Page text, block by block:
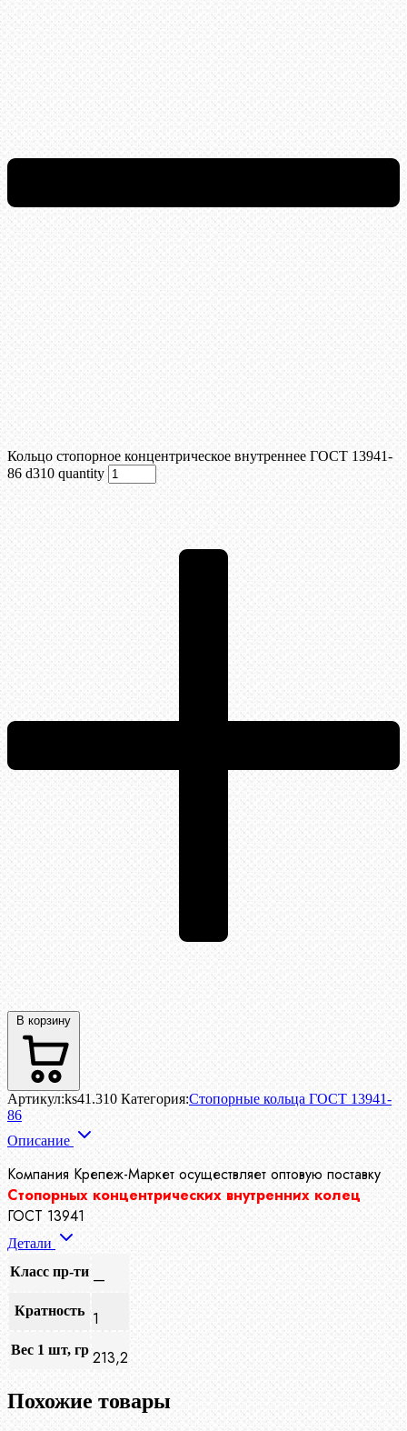
Кольцо стопорное концентрическое внутреннее ГОСТ 13941-
86 d310 quantity
В корзину
Артикул:ks41.310 Категория:Стопорные кольца ГОСТ 13941-
86
Описание
Компания Крепеж-Маркет осуществляет оптовую поставку
Стопорных концентрических внутренних колец
ГОСТ 13941
Детали
Класс пр-ти —
Кратность 1
Вес 1 шт, гр 213,2
Похожие товары